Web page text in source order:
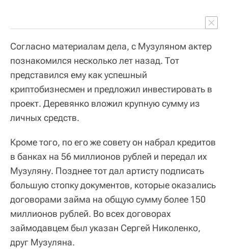
Согласно материалам дела, с Музуляном актер
познакомился несколько лет назад. Тот
представился ему как успешный
криптобизнесмен и предложил инвестировать в
проект. Деревянко вложил крупную сумму из
личных средств.
Кроме того, по его же совету он набрал кредитов
в банках на 56 миллионов рублей и передал их
Музуляну. Позднее тот дал артисту подписать
большую стопку документов, которые оказались
договорами займа на общую сумму более 150
миллионов рублей. Во всех договорах
займодавцем был указан Сергей Николенко,
друг Музуляна.